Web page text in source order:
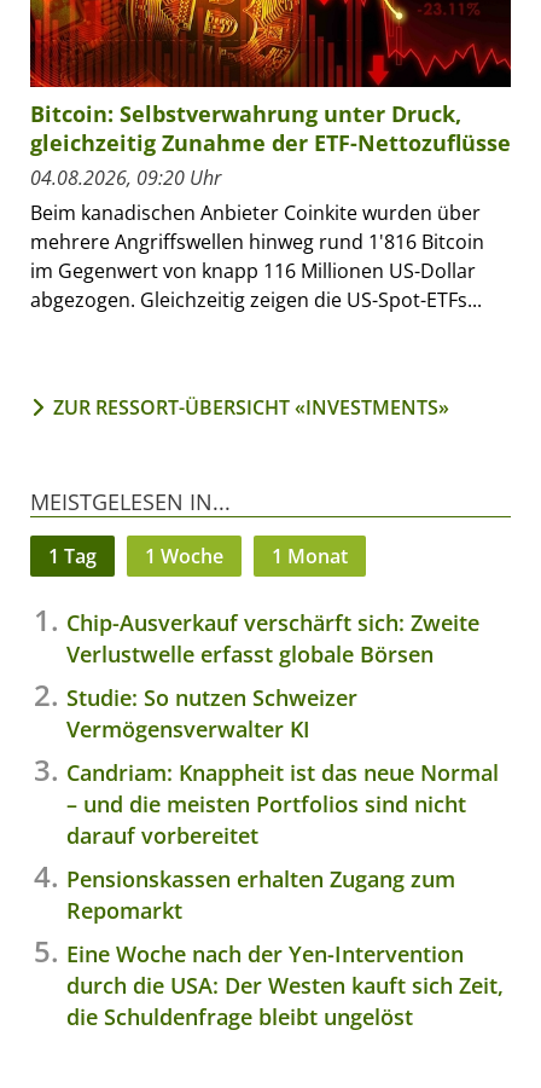
Bitcoin: Selbstverwahrung unter Druck,
gleichzeitig Zunahme der ETF-Nettozuflüsse
04.08.2026, 09:20 Uhr
Beim kanadischen Anbieter Coinkite wurden über
mehrere Angriffswellen hinweg rund 1'816 Bitcoin
im Gegenwert von knapp 116 Millionen US-Dollar
abgezogen. Gleichzeitig zeigen die US-Spot-ETFs...
ZUR RESSORT-ÜBERSICHT «INVESTMENTS»
MEISTGELESEN IN...
1 Tag 1 Woche 1 Monat
Chip-Ausverkauf verschärft sich: Zweite
Verlustwelle erfasst globale Börsen
Studie: So nutzen Schweizer
Vermögensverwalter KI
Candriam: Knappheit ist das neue Normal
– und die meisten Portfolios sind nicht
darauf vorbereitet
Pensionskassen erhalten Zugang zum
Repomarkt
Eine Woche nach der Yen-Intervention
durch die USA: Der Westen kauft sich Zeit,
die Schuldenfrage bleibt ungelöst